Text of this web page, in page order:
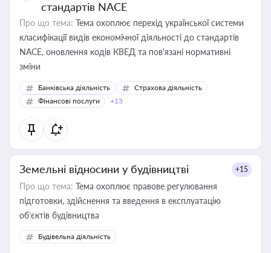
стандартів NACE
Про що тема: Тема охоплює перехід української системи
класифікації видів економічної діяльності до стандартів
NACE, оновлення кодів КВЕД та пов'язані нормативні
зміни
Банківська діяльність
Страхова діяльність
Фінансові послуги
+13
Земельні відносини у будівництві +15
Про що тема: Тема охоплює правове регулювання
підготовки, здійснення та введення в експлуатацію
об’єктів будівництва
Будівельна діяльність